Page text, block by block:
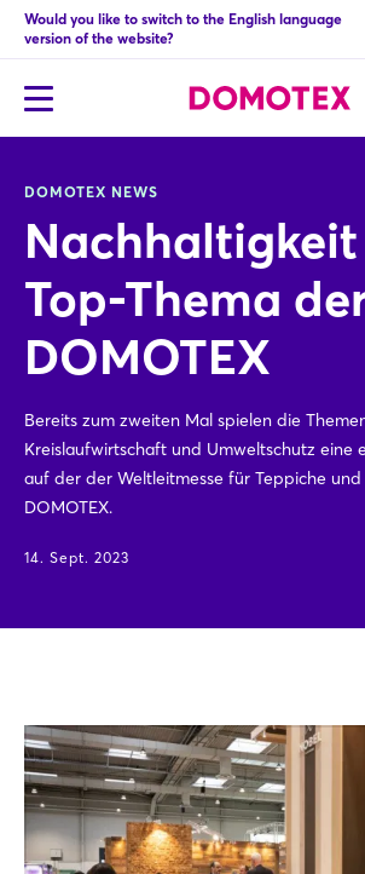
Would you like to switch to the English language
version of the website?
DOMOTEX NEWS
Top-Thema
DOMOTEX
Bereits zum zweiten Mal spielen die
Kreislaufwirtschaft und Umweltschutz eine
auf der der Weltleitmesse für Teppiche
DOMOTEX.
14. Sept. 2023